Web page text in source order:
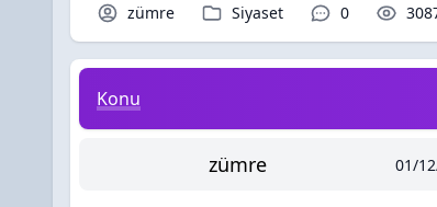
Konu Sahibi / Yazar
zümre Kategori / Forum
Siyaset Yorumlar /
0
Kılıçdaroğlu : Siyasetçi dürüst olmak
Konu
zümre 01/